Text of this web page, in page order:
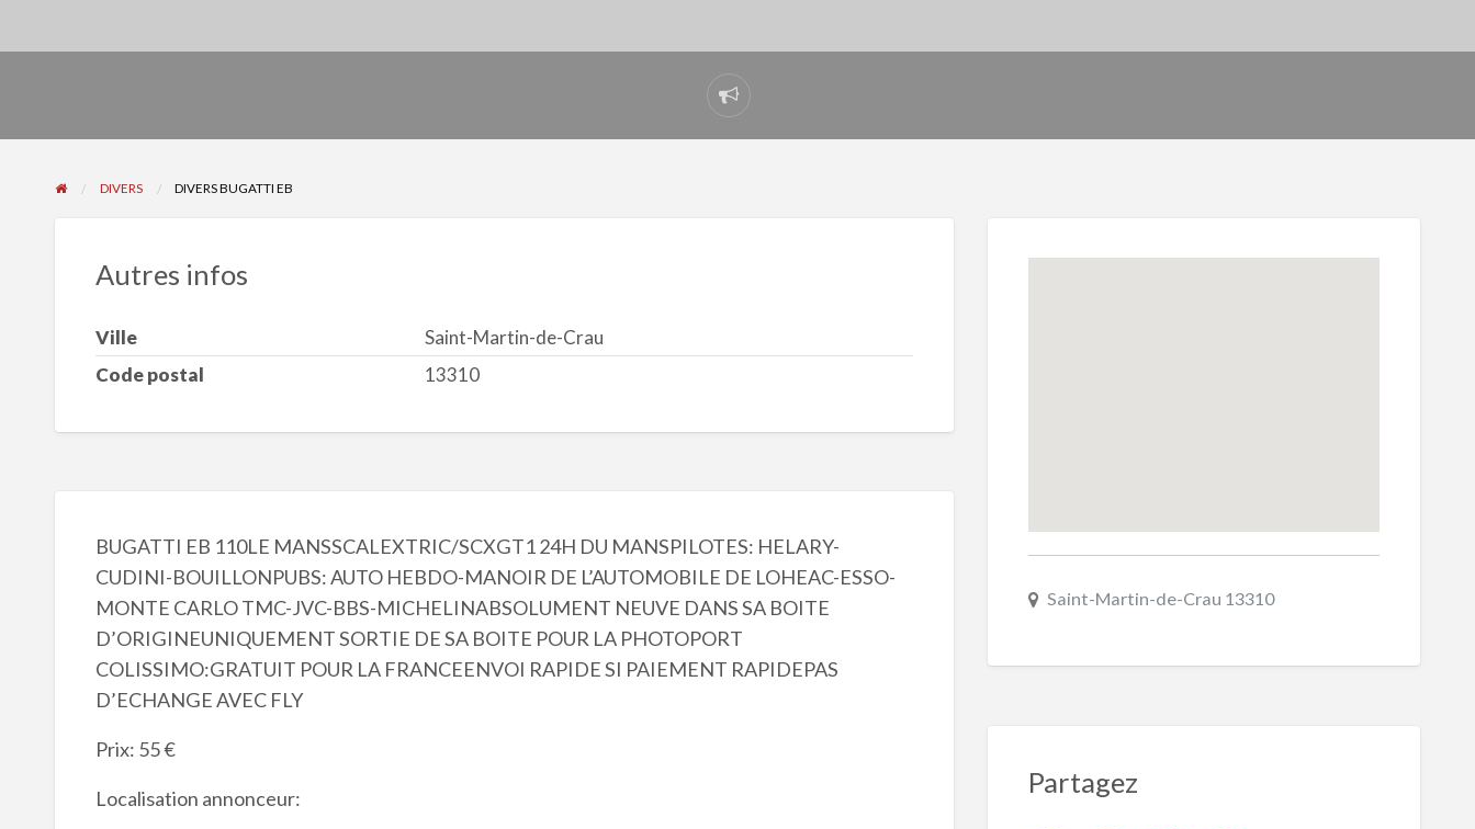
Signaler
un
DIVERS DIVERS BUGATTI EB
Autres infos
Ville
Saint-Martin-de-Crau
Code postal
13310
BUGATTI EB 110LE MANSSCALEXTRIC/SCXGT1 24H DU MANSPILOTES: HELARY-
CUDINI-BOUILLONPUBS: AUTO HEBDO-MANOIR DE L’AUTOMOBILE DE LOHEAC-ESSO-
MONTE CARLO TMC-JVC-BBS-MICHELINABSOLUMENT NEUVE DANS SA BOITE
D’ORIGINEUNIQUEMENT SORTIE DE SA BOITE POUR LA PHOTOPORT
COLISSIMO:GRATUIT POUR LA FRANCEENVOI RAPIDE SI PAIEMENT RAPIDEPAS
D’ECHANGE AVEC FLY
Prix: 55 €
Localisation annonceur:
Saint-Martin-de-Crau 13310
Partagez